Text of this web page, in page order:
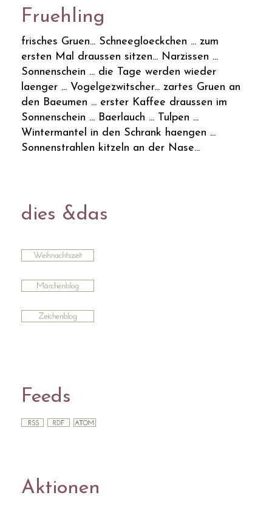
Fruehling
frisches Gruen... Schneegloeckchen ... zum
ersten Mal draussen sitzen... Narzissen ...
Sonnenschein ... die Tage werden wieder
laenger ... Vogelgezwitscher... zartes Gruen an
den Baeumen ... erster Kaffee draussen im
Sonnenschein ... Baerlauch ... Tulpen ...
Wintermantel in den Schrank haengen ...
Sonnenstrahlen kitzeln an der Nase...
dies &das
Feeds
Aktionen